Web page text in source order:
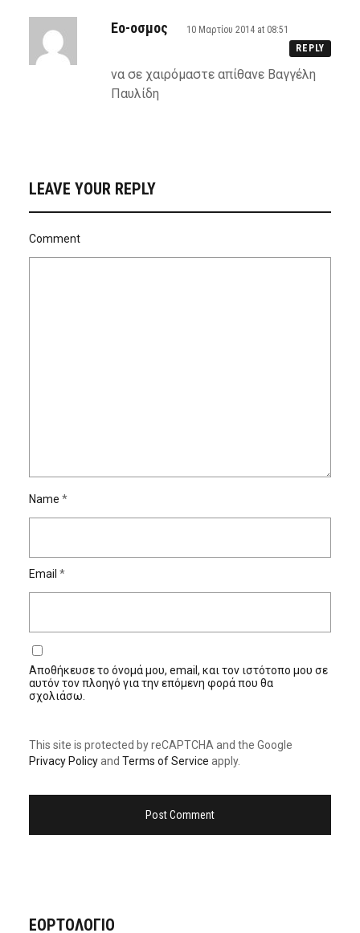
Εο-οσμος
10 Μαρτίου 2014 at 08:51
REPLY
να σε χαιρόμαστε απίθανε Βαγγέλη
Παυλίδη
LEAVE YOUR REPLY
Comment
Name *
Email *
Αποθήκευσε το όνομά μου, email, και τον ιστότοπο μου σε
αυτόν τον πλοηγό για την επόμενη φορά που θα
σχολιάσω.
This site is protected by reCAPTCHA and the Google
Privacy Policyand Terms of Service apply.
ΕΟΡΤΟΛΟΓΙΟ